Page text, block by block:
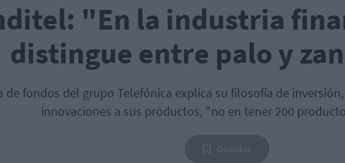
"En la industria
distingue entre palo y
de fondos del grupo Telefónica explica su filosofía de
innovaciones a sus productos, "no en tener 200